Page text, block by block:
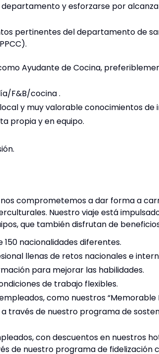
departamento y esforzarse por
pertinentes del departamento de
Ayudante de Cocina,
F&B/cocina .
y muy valorable conocimientos de
propia y en equipo.
nos comprometemos a dar forma a
Nuestro viaje está
que también disfrutan de
nacionalidades diferentes.
llenas de retos nacionales e
para mejorar las habilidades.
de trabajo flexibles.
como nuestros “Memorable
través de nuestro programa de
con descuentos en nuestros
de nuestro programa de fidelización